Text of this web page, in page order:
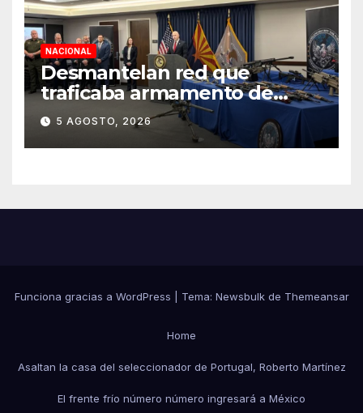
NACIONAL
Desmantelan red que
traficaba armamento de
Arizona a México
5 AGOSTO, 2026
Funciona gracias a WordPress Tema: Newsbulkde Themeansar
Home
Asaltan la casa del seleccionador de Portugal, Roberto Martínez
El frente frío número número ingresará a México